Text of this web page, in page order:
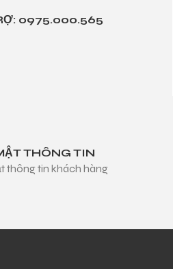
0975.000.565
THÔNG TIN
thông tin khách hàng